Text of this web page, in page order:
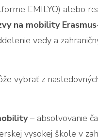
EMILYO) alebo
na mobility
vedy a
vybrať z
– absolvovanie
vysokej škole v